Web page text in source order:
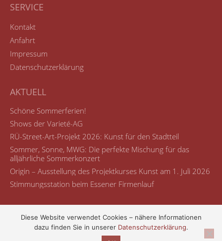
SERVICE
Kontakt
Anfahrt
Impressum
Datenschutzerklärung
AKTUELL
Schöne Sommerferien!
Shows der Varieté-AG
RÜ-Street-Art-Projekt 2026: Kunst für den Stadtteil
Sommer, Sonne, MWG: Die perfekte Mischung für das
alljährliche Sommerkonzert
Origin – Ausstellung des Projektkurses Kunst am 1. Juli 2026
Stimmungsstation beim Essener Firmenlauf
© Maria-Wächtler-Gymnasium
Diese Website verwendet Cookies – nähere Informationen
dazu finden Sie in unserer Datenschutzerklärung.